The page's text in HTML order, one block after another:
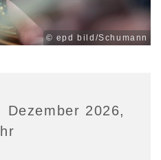
© epd bild/Schumann
Dezember 2026,